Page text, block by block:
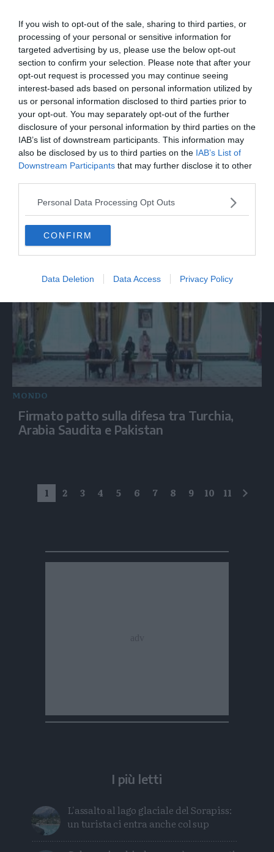
If you wish to opt-out of the sale, sharing to third parties, or
processing of your personal or sensitive information for
targeted advertising by us, please use the below opt-out
section to confirm your selection. Please note that after your
opt-out request is processed you may continue seeing
interest-based ads based on personal information utilized by
us or personal information disclosed to third parties prior to
your opt-out. You may separately opt-out of the further
disclosure of your personal information by third parties on the
IAB’s list of downstream participants. This information may
also be disclosed by us to third parties on the IAB’s List of
Downstream Participants that may further disclose it to other
Personal Data Processing Opt Outs
CONFIRM
Data Deletion Data Access Privacy Policy
Europei nuoto, Pellacani rientra in Italia
con gli azzurri dei tuffi
ITALIA
Carburanti, la frode denunciata dei
meccanici: "Acqua in gasolio e benzina"
MONDO
Firmato patto sulla difesa tra Turchia,
Arabia Saudita e Pakistan
1 2 3 4 5 6 7 8 9 10 11
I più letti
L'assalto al lago glaciale del Sorapiss:
un turista ci entra anche col sup